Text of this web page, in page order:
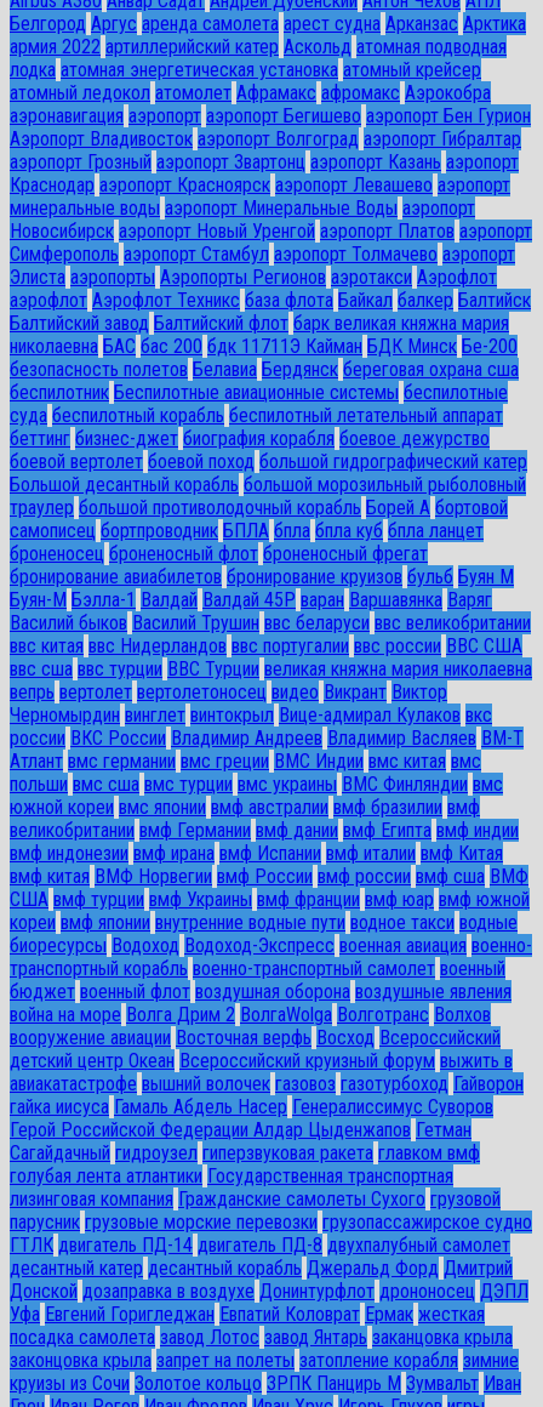
Белгород Аргус аренда самолета арест судна Арканзас Арктика
армия 2022 артиллерийский катер Аскольд атомная подводная
лодка атомная энергетическая установка атомный крейсер
атомный ледокол атомолет Афрамакс афромакс Аэрокобра
аэронавигация аэропорт аэропорт Бегишево аэропорт Бен Гурион
Аэропорт Владивосток аэропорт Волгоград аэропорт Гибралтар
аэропорт Грозный аэропорт Звартонц аэропорт Казань аэропорт
Краснодар аэропорт Красноярск аэропорт Левашево аэропорт
минеральные воды аэропорт Минеральные Воды аэропорт
Новосибирск аэропорт Новый Уренгой аэропорт Платов аэропорт
Симферополь аэропорт Стамбул аэропорт Толмачево аэропорт
Элиста аэропорты Аэропорты Регионов аэротакси Аэрофлот
аэрофлот Аэрофлот Техникс база флота Байкал балкер Балтийск
Балтийский завод Балтийский флот барк великая княжна мария
николаевна БАС бас 200 бдк 11711Э Кайман БДК Минск Бе-200
безопасность полетов Белавиа Бердянск береговая охрана сша
беспилотник Беспилотные авиационные системы беспилотные
суда беспилотный корабль беспилотный летательный аппарат
беттинг бизнес-джет биография корабля боевое дежурство
боевой вертолет боевой поход большой гидрографический катер
Большой десантный корабль большой морозильный рыболовный
траулер большой противолодочный корабль Борей А бортовой
самописец бортпроводник БПЛА бпла бпла куб бпла ланцет
броненосец броненосный флот броненосный фрегат
бронирование авиабилетов бронирование круизов бульб Буян М
Буян-М Бэлла-1 Валдай Валдай 45Р варан Варшавянка Варяг
Василий быков Василий Трушин ввс беларуси ввс великобритании
ввс китая ввс Нидерландов ввс португалии ввс россии ВВС США
ввс сша ввс турции ВВС Турции великая княжна мария николаевна
вепрь вертолет вертолетоносец видео Викрант Виктор
Черномырдин винглет винтокрыл Вице-адмирал Кулаков вкс
россии ВКС России Владимир Андреев Владимир Васляев ВМ-Т
Атлант вмс германии вмс греции ВМС Индии вмс китая вмс
польши вмс сша вмс турции вмс украины ВМС Финляндии вмс
южной кореи вмс японии вмф австралии вмф бразилии вмф
великобритании вмф Германии вмф дании вмф Египта вмф индии
вмф индонезии вмф ирана вмф Испании вмф италии вмф Китая
вмф китая ВМФ Норвегии вмф России вмф россии вмф сша ВМФ
США вмф турции вмф Украины вмф франции вмф юар вмф южной
кореи вмф японии внутренние водные пути водное такси водные
биоресурсы Водоход Водоход-Экспресс военная авиация военно-
транспортный корабль военно-транспортный самолет военный
бюджет военный флот воздушная оборона воздушные явления
война на море Волга Дрим 2 ВолгаWolga Волготранс Волхов
вооружение авиации Восточная верфь Восход Всероссийский
детский центр Океан Всероссийский круизный форум выжить в
авиакатастрофе вышний волочек газовоз газотурбоход Гайворон
гайка иисуса Гамаль Абдель Насер Генералиссимус Суворов
Герой Российской Федерации Алдар Цыденжапов Гетман
Сагайдачный гидроузел гиперзвуковая ракета главком вмф
голубая лента атлантики Государственная транспортная
лизинговая компания Гражданские самолеты Сухого грузовой
парусник грузовые морские перевозки грузопассажирское судно
ГТЛК двигатель ПД-14 двигатель ПД-8 двухпалубный самолет
десантный катер десантный корабль Джеральд Форд Дмитрий
Донской дозаправка в воздухе Донинтурфлот дрононосец ДЭПЛ
Уфа Евгений Горигледжан Евпатий Коловрат Ермак жесткая
посадка самолета завод Лотос завод Янтарь заканцовка крыла
законцовка крыла запрет на полеты затопление корабля зимние
круизы из Сочи Золотое кольцо ЗРПК Панцирь М Зумвальт Иван